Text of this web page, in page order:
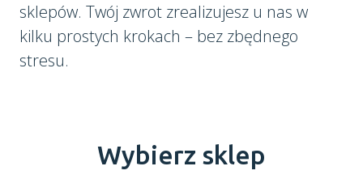
sklepów. Twój zwrot zrealizujesz u nas w
kilku prostych krokach – bez zbędnego
stresu.
Wybierz sklep